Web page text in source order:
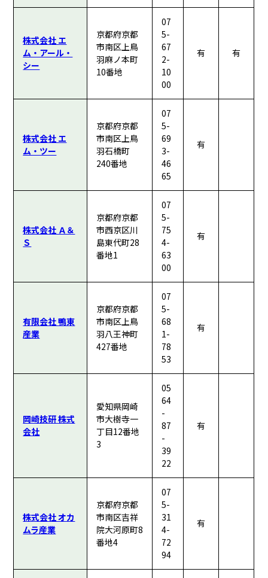
株式会社 エ
ム・アール・
シー
京都府京都
市南区上鳥
羽麻ノ本町
10番地
07
5-
67
2-
10
00
有 有
株式会社 エ
ム・ツー
京都府京都
市南区上鳥
羽石橋町
240番地
07
5-
69
3-
46
65
有
株式会社 Ａ＆
Ｓ
京都府京都
市西京区川
島東代町28
番地1
07
5-
75
4-
63
00
有
有限会社 鴨東
産業
京都府京都
市南区上鳥
羽八王神町
427番地
07
5-
68
1-
78
53
有
岡崎技研 株式
会社
愛知県岡崎
市大樹寺一
丁目12番地
3
05
64
-
87
-
39
22
有
株式会社 オカ
ムラ産業
京都府京都
市南区吉祥
院大河原町8
番地4
07
5-
31
4-
72
94
有